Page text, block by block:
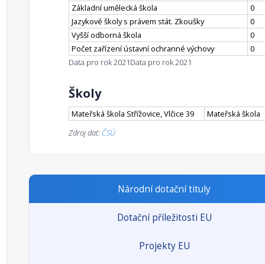
Základní umělecká škola
0
Jazykové školy s právem stát. Zkoušky
0
Vyšší odborná škola
0
Počet zařízení ústavní ochranné výchovy
0
Data pro rok 2021Data pro rok 2021
Školy
Mateřská škola Střížovice, Vlčice 39
Mateřská škola
Zdroj dat: ČSÚ
Národní dotační tituly
Dotační příležitosti EU
Projekty EU